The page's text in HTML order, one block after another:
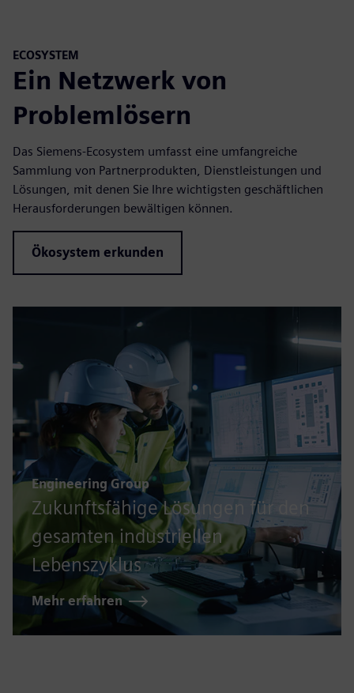
ECOSYSTEM
Ein Netzwerk von
Problemlösern
Das Siemens-Ecosystem umfasst eine umfangreiche
Sammlung von Partnerprodukten, Dienstleistungen und
Lösungen, mit denen Sie Ihre wichtigsten geschäftlichen
Herausforderungen bewältigen können.
Ökosystem erkunden
Engineering Group
Zukunftsfähige Lösungen für den
gesamten industriellen
Lebenszyklus
Mehr erfahren